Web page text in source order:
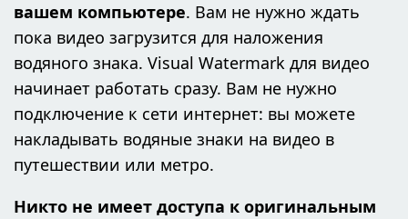
вашем компьютере. Вам не нужно ждать
пока видео загрузится для наложения
водяного знака. Visual Watermark для видео
начинает работать сразу. Вам не нужно
подключение к сети интернет: вы можете
накладывать водяные знаки на видео в
путешествии или метро.
Никто не имеет доступа к оригинальным